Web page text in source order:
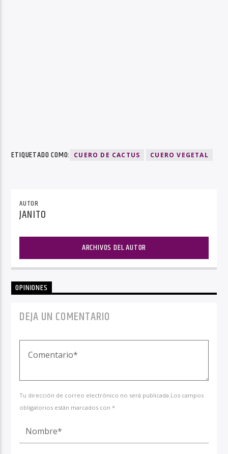
ETIQUETADO COMO: CUERO DE CACTUS CUERO VEGETAL
AUTOR
JANITO
ARCHIVOS DEL AUTOR
OPINIONES
DEJA UN COMENTARIO
Tu dirección de correo electrónico no será publicada.Los campos
obligatorios están marcados con *